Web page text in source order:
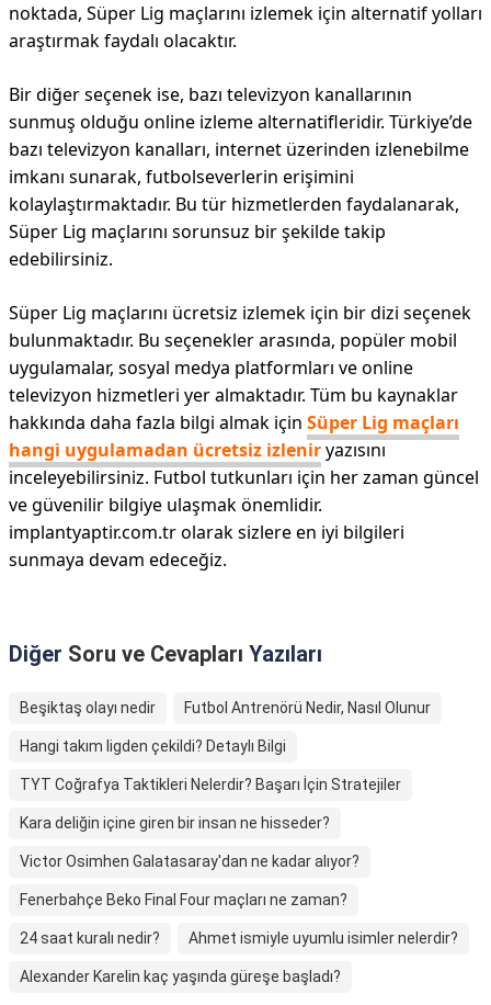
noktada, Süper Lig maçlarını izlemek için alternatif yolları
araştırmak faydalı olacaktır.
Bir diğer seçenek ise, bazı televizyon kanallarının
sunmuş olduğu online izleme alternatifleridir. Türkiye’de
bazı televizyon kanalları, internet üzerinden izlenebilme
imkanı sunarak, futbolseverlerin erişimini
kolaylaştırmaktadır. Bu tür hizmetlerden faydalanarak,
Süper Lig maçlarını sorunsuz bir şekilde takip
edebilirsiniz.
Süper Lig maçlarını ücretsiz izlemek için bir dizi seçenek
bulunmaktadır. Bu seçenekler arasında, popüler mobil
uygulamalar, sosyal medya platformları ve online
televizyon hizmetleri yer almaktadır. Tüm bu kaynaklar
hakkında daha fazla bilgi almak için Süper Lig maçları
hangi uygulamadan ücretsiz izleniryazısını
inceleyebilirsiniz. Futbol tutkunları için her zaman güncel
ve güvenilir bilgiye ulaşmak önemlidir.
implantyaptir.com.tr olarak sizlere en iyi bilgileri
sunmaya devam edeceğiz.
Diğer Soru ve Cevapları Yazıları
Beşiktaş olayı nedir Futbol Antrenörü Nedir, Nasıl Olunur
Hangi takım ligden çekildi? Detaylı Bilgi
TYT Coğrafya Taktikleri Nelerdir? Başarı İçin Stratejiler
Kara deliğin içine giren bir insan ne hisseder?
Victor Osimhen Galatasaray'dan ne kadar alıyor?
Fenerbahçe Beko Final Four maçları ne zaman?
24 saat kuralı nedir? Ahmet ismiyle uyumlu isimler nelerdir?
Alexander Karelin kaç yaşında güreşe başladı?